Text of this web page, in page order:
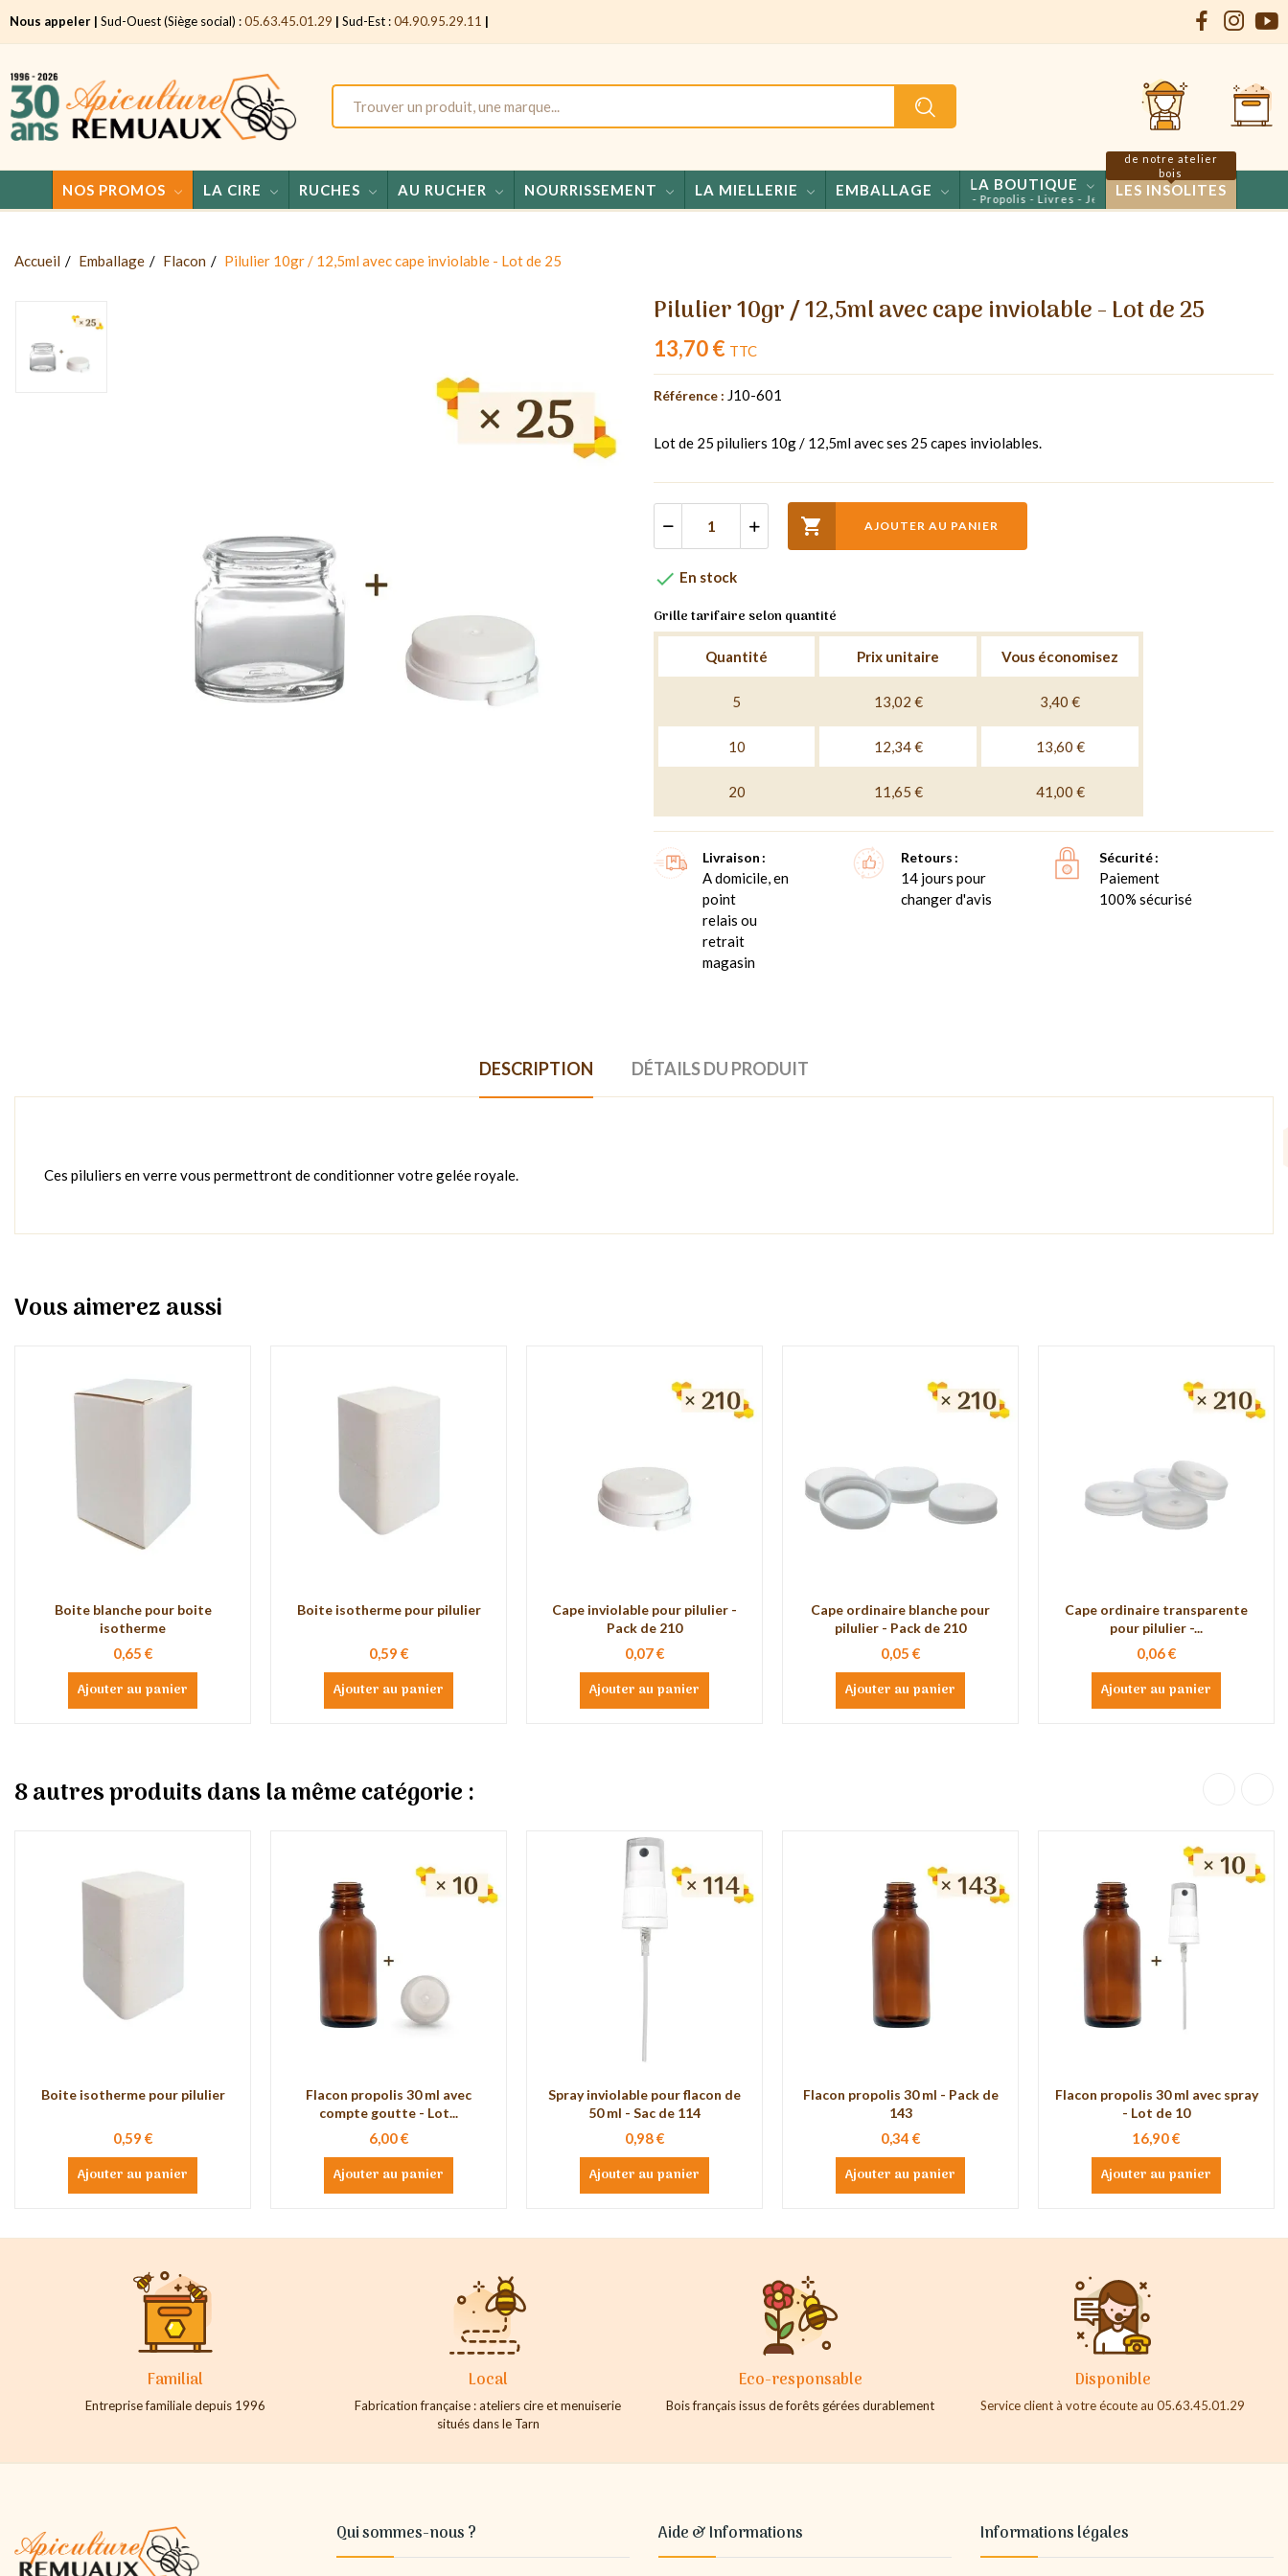
Nous appeler | Sud-Ouest (Siège social) :05.63.45.01.29 | Sud-Est :04.90.95.29.11 |
NOS PROMOS LA CIRE RUCHES AU RUCHER NOURRISSEMENT LA MIELLERIE EMBALLAGE LA BOUTIQUE
Miels - Confiseries - Propolis - Livres - Jeux
LES INSOLITES
de notre atelier
bois
Accueil Emballage Flacon Pilulier 10gr / 12,5ml avec cape inviolable - Lot de 25
Pilulier 10gr / 12,5ml avec cape inviolable - Lot de 25
13,70 € TTC
Référence : J10-601
Lot de 25 piluliers 10g / 12,5ml avec ses 25 capes inviolables.
 AJOUTER AU PANIER
 En stock
Grille tarifaire selon quantité
Quantité Prix unitaire Vous économisez
5 13,02 € 3,40 €
10 12,34 € 13,60 €
20 11,65 € 41,00 €
Livraison
A domicile, en
point
relais ou
retrait
magasin
Retours
14 jours pour
changer d'avis
Sécurité
Paiement
100% sécurisé
DESCRIPTION DÉTAILS DU PRODUIT
Ces piluliers en verre vous permettront de conditionner votre gelée royale.
Vous aimerez aussi
Boite blanche pour boite
isotherme
0,65 €
Ajouter au panier
Boite isotherme pour pilulier
0,59 €
Ajouter au panier
Cape inviolable pour pilulier -
Pack de 210
0,07 €
Ajouter au panier
Cape ordinaire blanche pour
pilulier - Pack de 210
0,05 €
Ajouter au panier
Cape ordinaire transparente
pour pilulier -...
0,06 €
Ajouter au panier
8 autres produits dans la même catégorie :
Boite isotherme pour pilulier
0,59 €
Ajouter au panier
Flacon propolis 30 ml avec
compte goutte - Lot...
6,00 €
Ajouter au panier
Spray inviolable pour flacon de
50 ml - Sac de 114
0,98 €
Ajouter au panier
Flacon propolis 30 ml - Pack de
143
0,34 €
Ajouter au panier
Flacon propolis 30 ml avec spray
- Lot de 10
16,90 €
Ajouter au panier
Familial
Entreprise familiale depuis 1996
Local
Fabrication française : ateliers cire et menuiserie
situés dans le Tarn
Eco-responsable
Bois français issus de forêts gérées durablement
Disponible
Service client à votre écoute au 05.63.45.01.29
Qui sommes-nous ? Aide & Informations Informations légales